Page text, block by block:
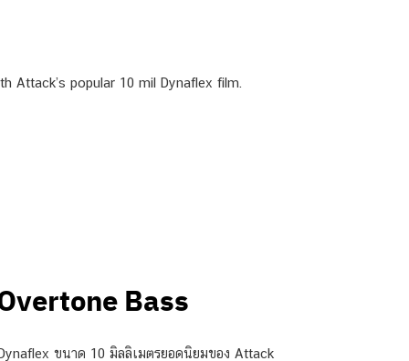
Attack’s popular 10 mil Dynaflex film.
Bass
ขนาด 10 มิลลิเมตรยอดนิยมของ Attack